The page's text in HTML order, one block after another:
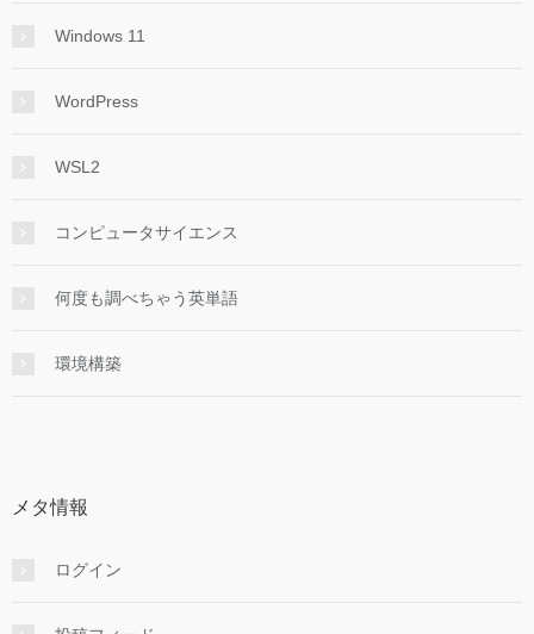
Windows 11
WordPress
WSL2
コンピュータサイエンス
何度も調べちゃう英単語
環境構築
メタ情報
ログイン